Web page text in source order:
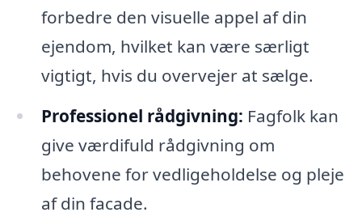
forbedre den visuelle appel af din
ejendom, hvilket kan være særligt
vigtigt, hvis du overvejer at sælge.
Professionel rådgivning: Fagfolk kan
give værdifuld rådgivning om
behovene for vedligeholdelse og pleje
af din facade.